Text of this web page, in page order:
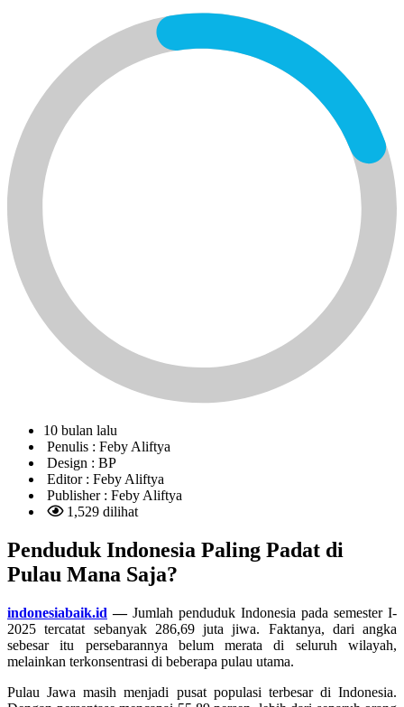
10 bulan lalu
Penulis : Feby Aliftya
Design : BP
Editor : Feby Aliftya
Publisher : Feby Aliftya
1,529 dilihat
Penduduk Indonesia Paling Padat di
Pulau Mana Saja?
indonesiabaik.id —Jumlah penduduk Indonesia pada semester I-
2025 tercatat sebanyak 286,69 juta jiwa. Faktanya, dari angka
sebesar itu persebarannya belum merata di seluruh wilayah,
melainkan terkonsentrasi di beberapa pulau utama.
Pulau Jawa masih menjadi pusat populasi terbesar di Indonesia.